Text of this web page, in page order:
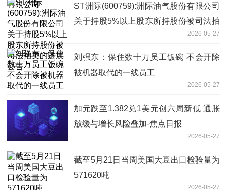
ST洲际(600759):洲际油气股份有限公司
关于持股5%以上股东所持股份被司法拍
2026-05-27
刘强东：保住数十万员工饭碗 不会开除
被机器取代的一线员工
2026-05-27
加元跌至1.382兑1美元创六周新低 通胀
放缓与增长风险叠加-焦点日报
2026-05-27
截至5月21日当周美国大豆出口检验量为
571620吨
2026-05-27